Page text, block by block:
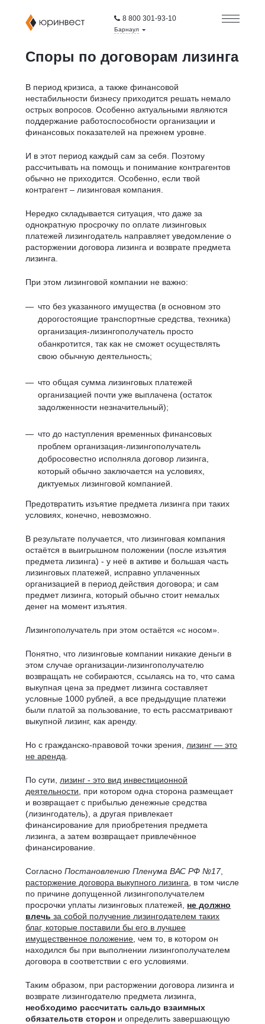
8 800 301-93-10
Барнаул
Споры по договорам лизинга
В период кризиса, а также финансовой
нестабильности бизнесу приходится решать немало
острых вопросов. Особенно актуальными являются
поддержание работоспособности организации и
финансовых показателей на прежнем уровне.
И в этот период каждый сам за себя. Поэтому
рассчитывать на помощь и понимание контрагентов
обычно не приходится. Особенно, если твой
контрагент – лизинговая компания.
Нередко складывается ситуация, что даже за
однократную просрочку по оплате лизинговых
платежей лизингодатель направляет уведомление о
расторжении договора лизинга и возврате предмета
лизинга.
При этом лизинговой компании не важно:
что без указанного имущества (в основном это
дорогостоящие транспортные средства, техника)
организация-лизингополучатель просто
обанкротится, так как не сможет осуществлять
свою обычную деятельность;
что общая сумма лизинговых платежей
организацией почти уже выплачена (остаток
задолженности незначительный);
что до наступления временных финансовых
проблем организация-лизингополучатель
добросовестно исполняла договор лизинга,
который обычно заключается на условиях,
диктуемых лизинговой компанией.
Предотвратить изъятие предмета лизинга при таких
условиях, конечно, невозможно.
В результате получается, что лизинговая компания
остаётся в выигрышном положении (после изъятия
предмета лизинга) - у неё в активе и большая часть
лизинговых платежей, исправно уплаченных
организацией в период действия договора; и сам
предмет лизинга, который обычно стоит немалых
денег на момент изъятия.
Лизингополучатель при этом остаётся «с носом».
Понятно, что лизинговые компании никакие деньги в
этом случае организации-лизингополучателю
возвращать не собираются, ссылаясь на то, что сама
выкупная цена за предмет лизинга составляет
условные 1000 рублей, а все предыдущие платежи
были платой за пользование, то есть рассматривают
выкупной лизинг, как аренду.
Но с гражданско-правовой точки зрения, лизинг — это
не аренда
По сути, лизинг - это вид инвестиционной
деятельности , при котором одна сторона размещает
и возвращает с прибылью денежные средства
(лизингодатель), а другая привлекает
финансирование для приобретения предмета
лизинга, а затем возвращает привлечённое
финансирование.
СогласноПостановлению Пленума ВАС РФ №17,
расторжение договора выкупного лизинга , в том числе
по причине допущенной лизингополучателем
просрочки уплаты лизинговых платежей, не должно
влечь за собой получение лизингодателем таких
благ, которые поставили бы его в лучшее
имущественное положение , чем то, в котором он
находился бы при выполнении лизингополучателем
договора в соответствии с его условиями.
Таким образом, при расторжении договора лизинга и
возврате лизингодателю предмета лизинга,
необходимо рассчитать сальдо взаимных
обязательств сторон и определить завершающую